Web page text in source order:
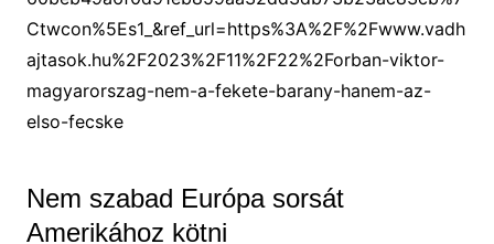
Ctwcon%5Es1_&ref_url=https%3A%2F%2Fwww.vadh
ajtasok.hu%2F2023%2F11%2F22%2Forban-viktor-
magyarorszag-nem-a-fekete-barany-hanem-az-
elso-fecske
Nem szabad Európa sorsát
Amerikához kötni